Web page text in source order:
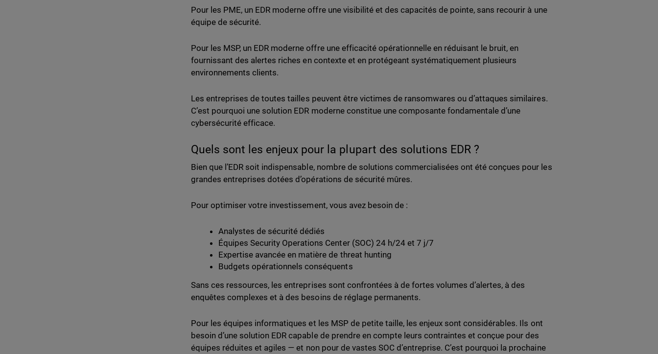
Pour les PME, un EDR moderne offre une visibilité et des capacités de pointe, sans recourir à une
équipe de sécurité.
Pour les MSP, un EDR moderne offre une efficacité opérationnelle en réduisant le bruit, en
fournissant des alertes riches en contexte et en protégeant systématiquement plusieurs
environnements clients.
Les entreprises de toutes tailles peuvent être victimes de ransomwares ou d’attaques similaires.
C’est pourquoi une solution EDR moderne constitue une composante fondamentale d’une
cybersécurité efficace.
Quels sont les enjeux pour la plupart des solutions EDR ?
Bien que l’EDR soit indispensable, nombre de solutions commercialisées ont été conçues pour les
grandes entreprises dotées d’opérations de sécurité mûres.
Pour optimiser votre investissement, vous avez besoin de :
Analystes de sécurité dédiés
Équipes Security Operations Center (SOC) 24 h/24 et 7 j/7
Expertise avancée en matière de threat hunting
Budgets opérationnels conséquents
Sans ces ressources, les entreprises sont confrontées à de fortes volumes d’alertes, à des
enquêtes complexes et à des besoins de réglage permanents.
Pour les équipes informatiques et les MSP de petite taille, les enjeux sont considérables. Ils ont
besoin d’une solution EDR capable de prendre en compte leurs contraintes et conçue pour des
équipes réduites et agiles — et non pour de vastes SOC d’entreprise. C’est pourquoi la prochaine